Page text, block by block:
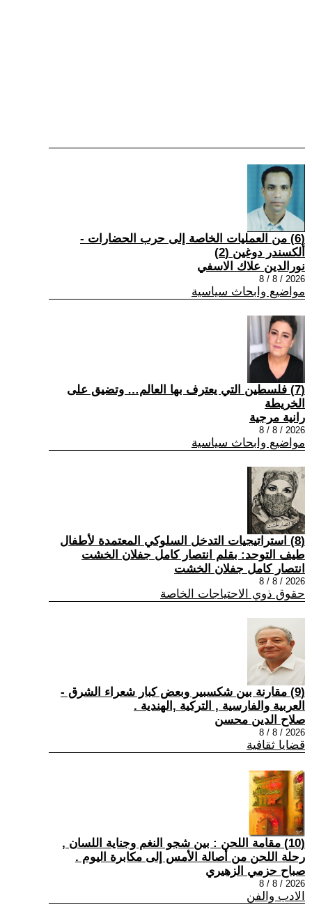
(6) من العمليات الخاصة إلى حرب الحضارات -
ألكسندر دوغين (2)
نورالدين علاك الاسفي
2026 / 8 / 8
مواضيع وابحاث سياسية
(7) فلسطين التي يعترف بها العالم… وتضيق على
الخريطة
رانية مرجية
2026 / 8 / 8
مواضيع وابحاث سياسية
(8) استراتيجيات التدخل السلوكي المعتمدة لأطفال
طيف التوحد: بقلم انتصار كامل جفلان الخشت
انتصار كامل جفلان الخشت
2026 / 8 / 8
حقوق ذوي الاحتياجات الخاصة
(9) مقارنة بين شكسبير وبعض كبار شعراء الشرق -
العربية والفارسية , التركية ,الهندية .
صلاح الدين محسن
2026 / 8 / 8
قضايا ثقافية
(10) مقامة اللحن : بين شجو النغم وجناية اللسان ,
رحلة اللحن من أصالة الأمس إلى مكابرة اليوم .
صباح حزمي الزهيري
2026 / 8 / 8
الادب والفن